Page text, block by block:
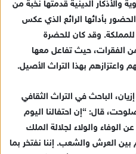
والأذكار الدينية قدمتها نخبة من
بأدائها الرائع الذي عكس
للمملكة. وقد كان للحضرة
الفقرات، حيث تفاعل معها
واعتزازهم بهذا التراث الأصيل.
الباحث في التراث الثقافي
قال: “إن احتفالنا اليوم
الوفاء والولاء لجلالة الملك
العرش والشعب. إننا نفتخر بما